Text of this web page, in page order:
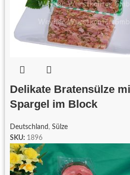
Delikate Bratensülze
Spargel im Block
Deutschland , Sülze
SKU: 1896